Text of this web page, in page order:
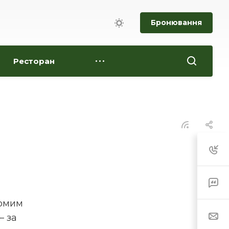
Бронювання
Ресторан
за